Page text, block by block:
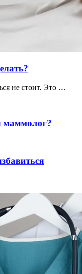
не стоит. Это …
маммолог?